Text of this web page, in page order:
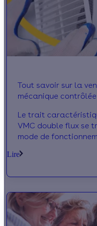
Tout savoir sur la
mécanique
Le trait
VMC double flux se
mode de
(qu’elle soit c
Lire